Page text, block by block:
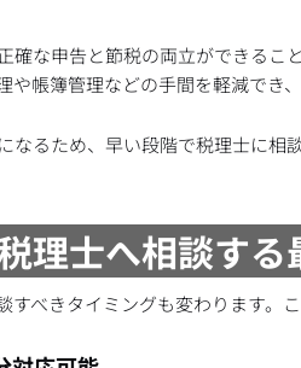
確な申告と節税の両立ができる
帳簿管理などの手間を軽減でき
なるため、早い段階で税理士に
理士へ相談す
べきタイミングも変わります。